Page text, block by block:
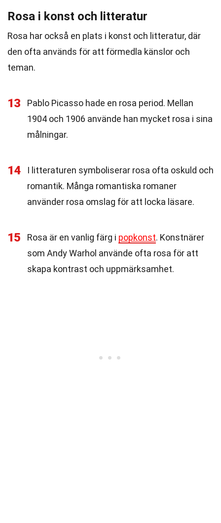
Rosa i konst och litteratur
Rosa har också en plats i konst och litteratur, där
den ofta används för att förmedla känslor och
teman.
13
Pablo Picasso hade en rosa period. Mellan
1904 och 1906 använde han mycket rosa i sina
målningar.
14
I litteraturen symboliserar rosa ofta oskuld och
romantik. Många romantiska romaner
använder rosa omslag för att locka läsare.
15 Rosa är en vanlig färg i popkonst. Konstnärer
som Andy Warhol använde ofta rosa för att
skapa kontrast och uppmärksamhet.